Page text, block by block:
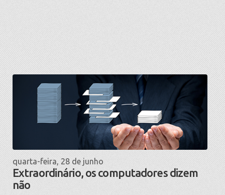
quarta-feira, 28 de junho
Extraordinário, os computadores dizem
não